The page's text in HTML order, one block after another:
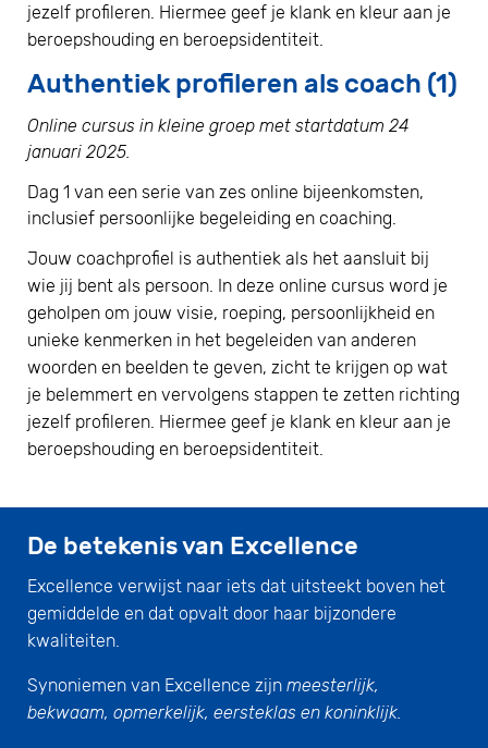
jezelf profileren. Hiermee geef je klank en kleur aan je
beroepshouding en beroepsidentiteit.
Authentiek profileren als coach (1)
Online cursus in kleine groep met startdatum 24
januari 2025.
Dag 1 van een serie van zes online bijeenkomsten,
inclusief persoonlijke begeleiding en coaching.
Jouw coachprofiel is authentiek als het aansluit bij
wie jij bent als persoon. In deze online cursus word je
geholpen om jouw visie, roeping, persoonlijkheid en
unieke kenmerken in het begeleiden van anderen
woorden en beelden te geven, zicht te krijgen op wat
je belemmert en vervolgens stappen te zetten richting
jezelf profileren. Hiermee geef je klank en kleur aan je
beroepshouding en beroepsidentiteit.
De betekenis van Excellence
Excellence verwijst naar iets dat uitsteekt boven het
gemiddelde en dat opvalt door haar bijzondere
kwaliteiten.
Synoniemen van Excellence zijn meesterlijk,
bekwaam, opmerkelijk, eersteklas en koninklijk.